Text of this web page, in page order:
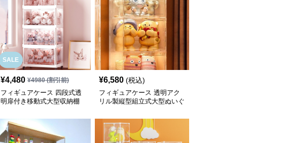
SALE
¥4,480 ¥4980(割引前)
フィギュアケース 四段式透
明扉付き移動式大型収納棚
¥6,580 (税込)
フィギュアケース 透明アク
リル製縦型組立式大型ぬいぐ